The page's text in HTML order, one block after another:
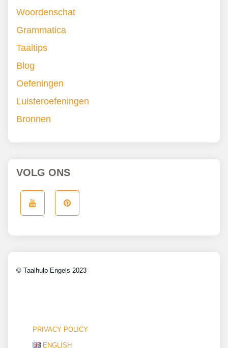
Woordenschat
Grammatica
Taaltips
Blog
Oefeningen
Luisteroefeningen
Bronnen
VOLG ONS
© Taalhulp Engels 2023
PRIVACY POLICY
ENGLISH